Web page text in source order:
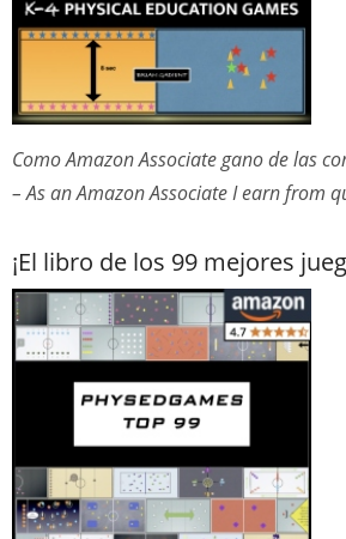
Como Amazon Associate gano de las
– As an Amazon Associate I earn from
¡El libro de los 99 mejores